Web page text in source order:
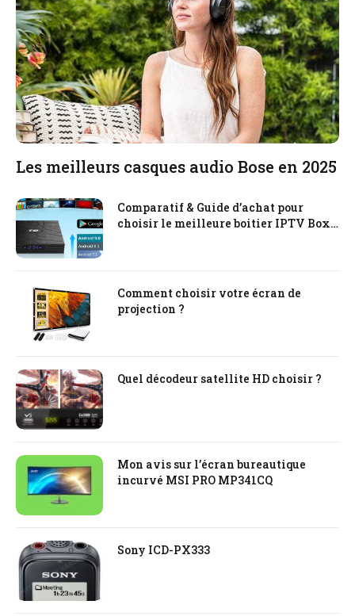
Les meilleurs casques audio Bose en 2025
Comparatif & Guide d’achat pour
choisir le meilleure boitier IPTV Box
Comment choisir votre écran de
projection ?
Quel décodeur satellite HD choisir ?
Mon avis sur l’écran bureautique
incurvé MSI PRO MP341CQ
Sony ICD-PX333